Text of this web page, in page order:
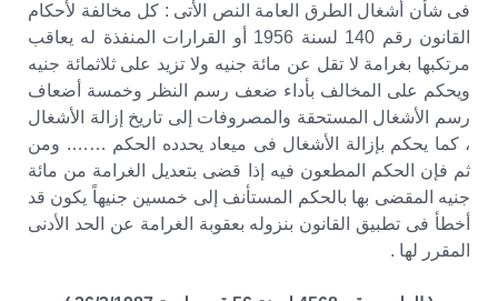
فى شأن أشغال الطرق العامة النص الأتى : كل مخالفة لأحكام
القانون رقم 140 لسنة 1956 أو القرارات المنفذة له يعاقب
مرتكبها بغرامة لا تقل عن مائة جنيه ولا تزيد على ثلاثمائة جنيه
ويحكم على المخالف بأداء ضعف رسم النظر وخمسة أضعاف
رسم الأشغال المستحقة والمصروفات إلى تاريخ إزالة الأشغال
، كما يحكم بإزالة الأشغال فى ميعاد يحدده الحكم ……. ومن
ثم فإن الحكم المطعون فيه إذا قضى بتعديل الغرامة من مائة
جنيه المقضى بها بالحكم المستأنف إلى خمسين جنيهاً يكون قد
أخطأ فى تطبيق القانون بنزوله بعقوبة الغرامة عن الحد الأدنى
المقرر لها .